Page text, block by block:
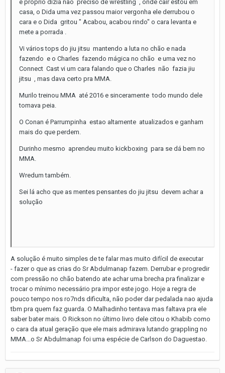
e próprio dizia não preciso de wrestling , onde cair estou em
casa, o Dida uma vez passou maior vergonha ele derrubou o
cara e o Dida gritou " Acabou, acabou rindo" o cara levanta e
mete a porrada .
Vi vários tops do jiu jitsu mantendo a luta no chão e nada
fazendo e o Charles fazendo mágica no chão e uma vez no
Connect Cast vi um cara falando que o Charles não fazia jiu
jitsu , mas dava certo pra MMA.
Murilo treinou MMA até 2016 e sinceramente todo mundo dele
tomava peia.
O Conan é Parrumpinha estao altamente atualizados e ganham
mais do que perdem.
Durinho mesmo aprendeu muito kickboxing para se dá bem no
MMA.
Wredum também.
Sei lá acho que as mentes pensantes do jiu jitsu devem achar a
solução
A solução é muito simples de te falar mas muito difícil de executar
- fazer o que as crias do Sr Abdulmanap fazem. Derrubar e progredir
com pressão no chão batendo ate achar uma brecha pra finalizar e
trocar o mínimo necessário pra impor este jogo. Hoje a regra de
pouco tempo nos ro7nds dificulta, não poder dar pedalada nao ajuda
tbm pra quem faz guarda. O Malhadinho tentava mas faltava pra ele
saber bater mais. O Rickson no último livro dele citou o Khabib como
o cara da atual geração que ele mais admirava lutando grappling no
MMA...o Sr Abdulmanap foi uma espécie de Carlson do Daguestao.